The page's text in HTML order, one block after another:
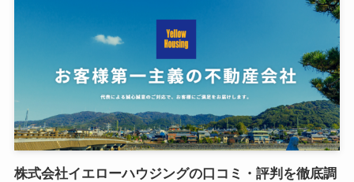
株式会社イエローハウジングの口コミ・評判を徹底調